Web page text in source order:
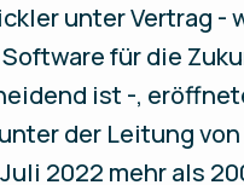
unter Vertrag -
für die
ist -,
der Leitung
2022 mehr als